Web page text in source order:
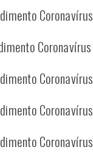
Coronavírus
Coronavírus
Coronavírus
Coronavírus
Coronavírus